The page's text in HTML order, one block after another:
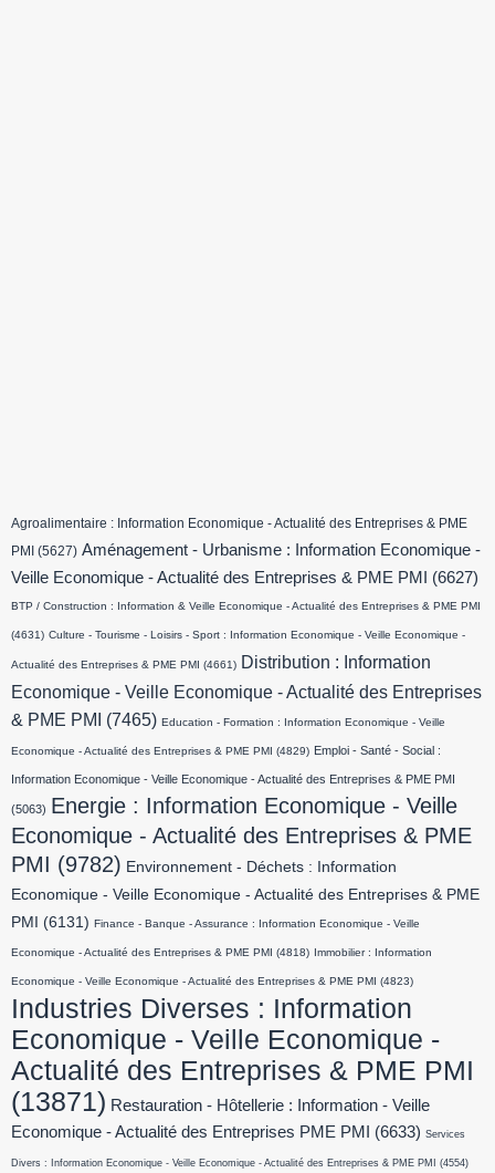
Agroalimentaire : Information Economique - Actualité des Entreprises & PME
PMI (5627) Aménagement - Urbanisme : Information Economique -
Veille Economique - Actualité des Entreprises & PME PMI
(6627)
BTP / Construction : Information & Veille Economique - Actualité des Entreprises & PME PMI
(4631) Culture - Tourisme - Loisirs - Sport : Information Economique - Veille Economique -
Actualité des Entreprises & PME PMI (4661) Distribution : Information
Economique - Veille Economique - Actualité des Entreprises
& PME PMI
(7465) Education - Formation : Information Economique - Veille
Economique - Actualité des Entreprises & PME PMI (4829) Emploi - Santé - Social :
Information Economique - Veille Economique - Actualité des Entreprises & PME PMI
(5063) Energie : Information Economique - Veille
Economique - Actualité des Entreprises & PME
PMI (9782) Environnement - Déchets : Information
Economique - Veille Economique - Actualité des Entreprises & PME
PMI
(6131) Finance - Banque - Assurance : Information Economique - Veille
Economique - Actualité des Entreprises & PME PMI (4818) Immobilier : Information
Economique - Veille Economique - Actualité des Entreprises & PME PMI (4823)
Industries Diverses : Information
Economique - Veille Economique -
Actualité des Entreprises & PME PMI
(13871) Restauration - Hôtellerie : Information - Veille
Economique - Actualité des Entreprises PME PMI
(6633) Services
Divers : Information Economique - Veille Economique - Actualité des Entreprises & PME PMI (4554)